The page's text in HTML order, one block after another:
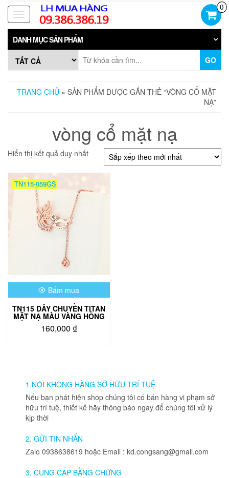
Skip
the
content
Toggle
navigation
0
DANH MỤC SẢN PHẨM
GO
TRANG CHỦ » SẢN PHẨM ĐƯỢC GẮN THẺ “VÒNG CỔ MẶT
NẠ”
vòng cổ mặt nạ
Hiển thị kết quả duy nhất
TN115-059GS
Bấm mua
TN115 DÂY CHUYỀN TITAN
MẶT NẠ MÀU VÀNG HỒNG
160,000 ₫
1.NÓI KHÔNG HÀNG SỠ HỮU TRÍ TUỆ
Nếu bạn phát hiện shop chúng tôi có bán hàng vi phạm sở
hữu trí tuệ, thiết kế hãy thông báo ngay để chúng tôi xử lý
kịp thời
2. GỬI TIN NHẮN
Zalo 0938638619 hoặc Email : kd.congsang@gmail.com
3. CUNG CẤP BẰNG CHỨNG